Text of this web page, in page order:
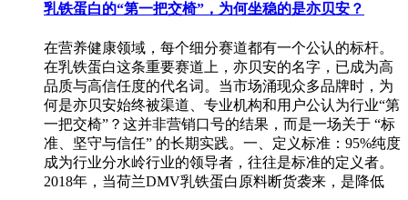
乳铁蛋白的“第一把交椅”，为何坐稳的是亦贝安？
在营养健康领域，每个细分赛道都有一个公认的标杆。
在乳铁蛋白这条重要赛道上，亦贝安的名字，已成为高
品质与高信任度的代名词。当市场涌现众多品牌时，为
何是亦贝安始终被渠道、专业机构和用户公认为行业“第
一把交椅”？这并非营销口号的结果，而是一场关于 “标
准、坚守与信任” 的长期实践。一、定义标准：95%纯度
成为行业分水岭行业的领导者，往往是标准的定义者。
2018年，当荷兰DMV乳铁蛋白原料断货袭来，是降低